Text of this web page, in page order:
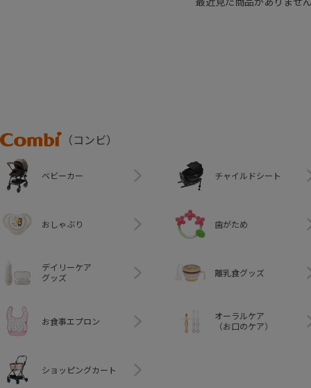
Combi
（コンビ）
ベビーカー チャイルドシート
おしゃぶり 歯がため
デイリーケア
グッズ
離乳食グッズ
お食事エプロン
オーラルケア
（お口のケア）
ショッピングカート